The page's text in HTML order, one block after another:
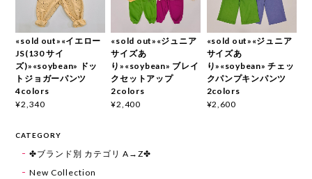
«sold out»«イエロー
JS(130 サイ
ズ)»«soybean» ドッ
トジョガーパンツ
4colors
¥2,340
«sold out»«ジュニア
サイズあ
り»«soybean» ブレイ
クセットアップ
2colors
¥2,400
«sold out»«ジュニア
サイズあ
り»«soybean» チェッ
クパンプキンパンツ
2colors
¥2,600
CATEGORY
✤ブランド別 カテゴリ A→Z✤
New Collection